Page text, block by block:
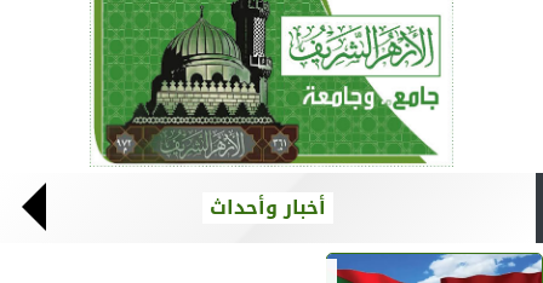
أخبار وأحداث